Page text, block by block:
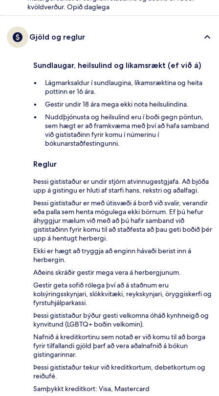
kvöldverður. Opið daglega
Gjöld og reglur
Sundlaugar, heilsulind og líkamsrækt (ef við á)
Lágmarksaldur í sundlaugina, líkamsræktina og heita
pottinn er 16 ára.
Gestir undir 18 ára mega ekki nota heilsulindina.
Nuddþjónusta og heilsulind eru í boði gegn pöntun,
sem hægt er að framkvæma með því að hafa samband
við gististaðinn fyrir komu í númerinu í
bókunarstaðfestingunni.
Reglur
Þessi gististaður er undir stjórn atvinnugestgjafa. Að bjóða
upp á gistingu er hluti af starfi hans, rekstri og aðalfagi.
Þessi gististaður er með útisvæði á borð við svalir, verandir
eða palla sem henta mögulega ekki börnum. Ef þú hefur
áhyggjur mælum við með að þú hafir samband við
gististaðinn fyrir komu til að staðfesta að þau geti boðið þér
upp á hentugt herbergi.
Ekki er hægt að tryggja að enginn hávaði berist inn á
herbergin.
Aðeins skráðir gestir mega vera á herbergjunum.
Gestir geta sofið rólega því að á staðnum eru
kolsýringsskynjari, slökkvitæki, reykskynjari, öryggiskerfi og
fyrstuhjálparkassi.
Þessi gististaður býður gesti velkomna óháð kynhneigð og
kynvitund (LGBTQ+ boðin velkomin).
Nafnið á kreditkortinu sem notað er við komu til að borga
fyrir tilfallandi gjöld þarf að vera aðalnafnið á bókun
gistingarinnar.
Þessi gististaður tekur við kreditkortum, debetkortum og
reiðufé.
Samþykkt kreditkort: Visa, Mastercard